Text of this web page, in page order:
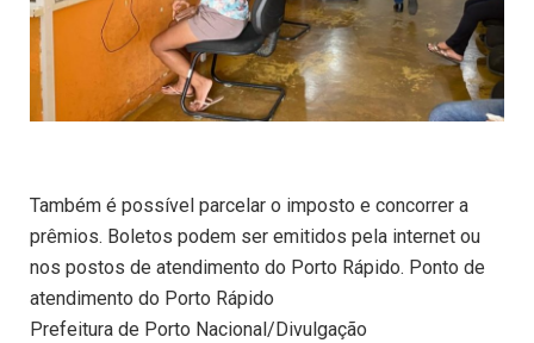
Também é possível parcelar o imposto e concorrer a
prêmios. Boletos podem ser emitidos pela internet ou
nos postos de atendimento do Porto Rápido. Ponto de
atendimento do Porto Rápido
Prefeitura de Porto Nacional/Divulgação